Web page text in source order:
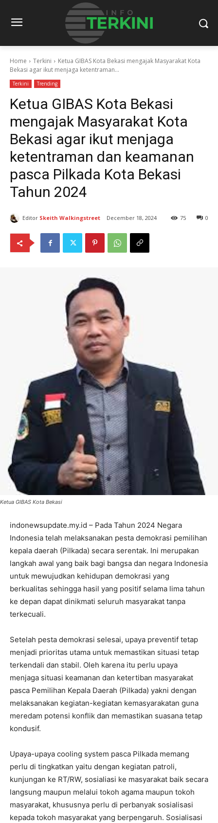
Home Terkini
Ketua GIBAS Kota Bekasi mengajak Masyarakat Kota
Bekasi agar ikut menjaga ketentraman...
Terkini Trending
Ketua GIBAS Kota Bekasi
mengajak Masyarakat Kota
Bekasi agar ikut menjaga
ketentraman dan keamanan
pasca Pilkada Kota Bekasi
Tahun 2024
Editor Skeith Walkingstreet December 18, 2024 0
75
Ketua GIBAS Kota Bekasi
indonewsupdate.my.id – Pada Tahun 2024 Negara
Indonesia telah melaksanakan pesta demokrasi pemilihan
kepala daerah (Pilkada) secara serentak. Ini merupakan
langkah awal yang baik bagi bangsa dan negara Indonesia
untuk mewujudkan kehidupan demokrasi yang
berkualitas sehingga hasil yang positif selama lima tahun
ke depan dapat dinikmati seluruh masyarakat tanpa
terkecuali.
Setelah pesta demokrasi selesai, upaya preventif tetap
menjadi prioritas utama untuk memastikan situasi tetap
terkendali dan stabil. Oleh karena itu perlu upaya
menjaga situasi keamanan dan ketertiban masyarakat
pasca Pemilihan Kepala Daerah (Pilkada) yakni dengan
melaksanakan kegiatan-kegiatan kemasyarakatan guna
meredam potensi konflik dan memastikan suasana tetap
kondusif.
Upaya-upaya cooling system pasca Pilkada memang
perlu di tingkatkan yaitu dengan kegiatan patroli,
kunjungan ke RT/RW, sosialiasi ke masyarakat baik secara
langsung maupun melalui tokoh agama maupun tokoh
masyarakat, khususnya perlu di perbanyak sosialisasi
kepada tokoh masyarakat yang berpengaruh. Sosialisasi